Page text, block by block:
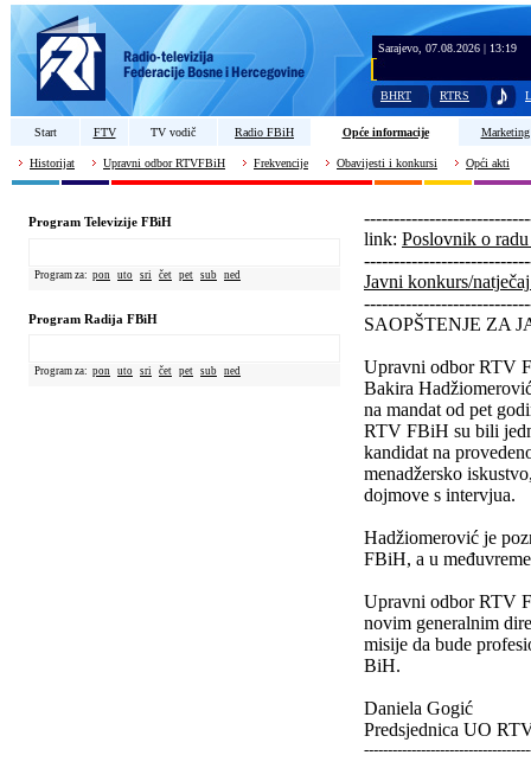
Sarajevo, 07.08.2026 | 13:19
BHRT RTRS
Start FTV TV vodič Radio FBiH Opće informacije Marketing
Historijat Upravni odbor RTVFBiH Frekvencije Obavijesti i konkursi Opći akti
Program Televizije FBiH
Program za: pon uto sri čet pet sub ned
Program Radija FBiH
Program za: pon uto sri čet pet sub ned
link: Poslovnik o
Javni konkurs/
SAOPŠTENJE ZA
Upravni odbor RTV
Bakira
na mandat od pet
RTV FBiH su bili
kandidat na
menadžersko
dojmove s intervjua.
Hadžiomerović je
FBiH, a u
Upravni odbor RTV
novim generalnim
misije da bude
BiH.
Daniela Gogić
Predsjednica UO